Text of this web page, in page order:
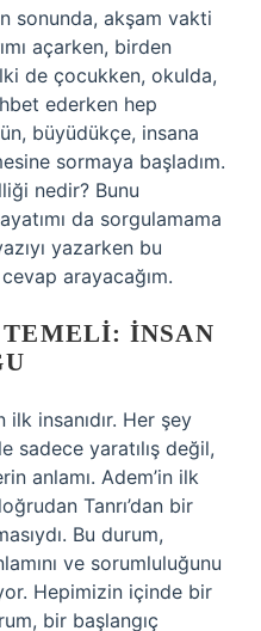
sonunda, akşam vakti
açarken, birden
de çocukken, okulda,
ederken hep
büyüdükçe, insana
sormaya başladım.
nedir? Bunu
da sorgulamama
yazarken bu
arayacağım.
İNSAN
insanıdır. Her şey
sadece yaratılış değil,
anlamı. Adem’in ilk
Tanrı’dan bir
Bu durum,
ve sorumluluğunu
Hepimizin içinde bir
bir başlangıç